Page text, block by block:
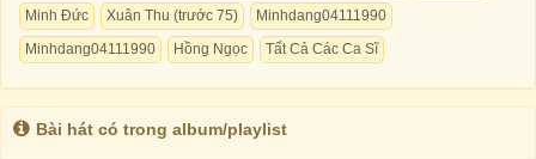
Minh Đức
Xuân Thu (trước 75)
Minhdang04111990
Minhdang04111990
Hồng Ngọc Tất Cả Các Ca Sĩ
Bài hát có trong album/playlist